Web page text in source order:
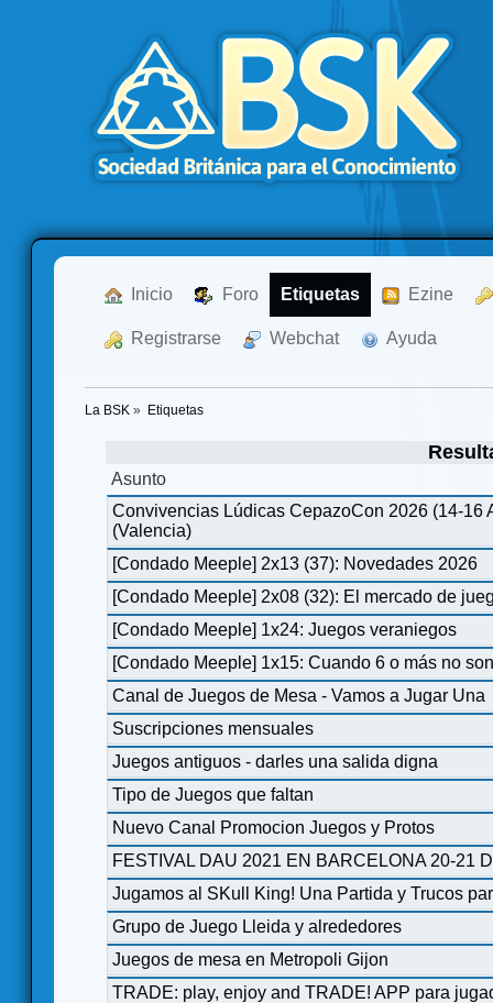
Inicio Foro Etiquetas Ezine
Registrarse Webchat Ayuda
La BSK » Etiquetas
Asunto
Convivencias Lúdicas CepazoCon 2026 (14-16
(Valencia)
[Condado Meeple] 2x13 (37): Novedades 2026
[Condado Meeple] 2x08 (32): El mercado de
[Condado Meeple] 1x24: Juegos veraniegos
[Condado Meeple] 1x15: Cuando 6 o más no
Canal de Juegos de Mesa - Vamos a Jugar Una
Suscripciones mensuales
Juegos antiguos - darles una salida digna
Tipo de Juegos que faltan
Nuevo Canal Promocion Juegos y Protos
FESTIVAL DAU 2021 EN BARCELONA 20-21
Jugamos al SKull King! Una Partida y Trucos
Grupo de Juego Lleida y alrededores
Juegos de mesa en Metropoli Gijon
TRADE: play, enjoy and TRADE! APP para